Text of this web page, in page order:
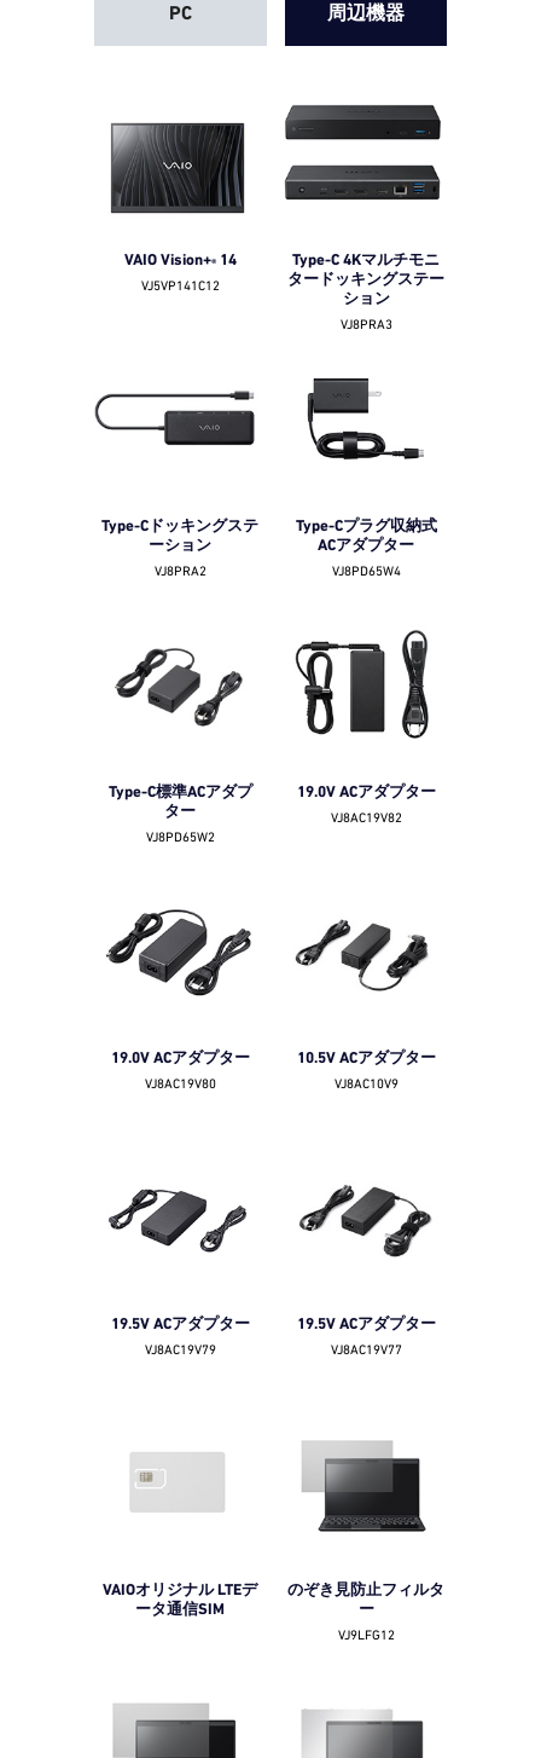
PC 周辺機器
VAIO Vision+®14
VJ5VP141C12
Type-C 4Kマルチモニ
タードッキングステー
ション
VJ8PRA3
Type-Cドッキングステ
ーション
VJ8PRA2
Type-Cプラグ収納式
ACアダプター
VJ8PD65W4
Type-C標準ACアダプ
ター
VJ8PD65W2
19.0V ACアダプター
VJ8AC19V82
19.0V ACアダプター
VJ8AC19V80
10.5V ACアダプター
VJ8AC10V9
19.5V ACアダプター
VJ8AC19V79
19.5V ACアダプター
VJ8AC19V77
VAIOオリジナル LTEデ
ータ通信SIM
のぞき見防止フィルタ
ー
VJ9LFG12